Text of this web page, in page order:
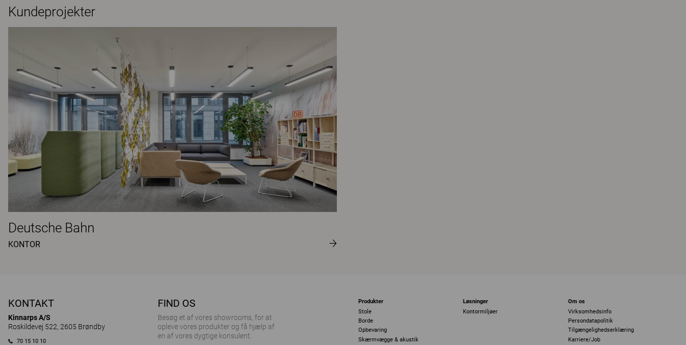
Kundeprojekter
Deutsche Bahn
KONTOR
KONTAKT
Kinnarps A/S
Roskildevej 522, 2605 Brøndby
70 15 10 10
FIND OS
Besøg et af ​​vores showrooms, for at
opleve vores produkter og få hjælp af
en af vores dygtige konsulent.
Produkter
Stole
Borde
Opbevaring
Skærmvægge & akustik
Løsninger
Kontormiljøer
Om os
Virksomhedsinfo
Persondatapolitik
Tilgængelighedserklæring
Karriere/Job